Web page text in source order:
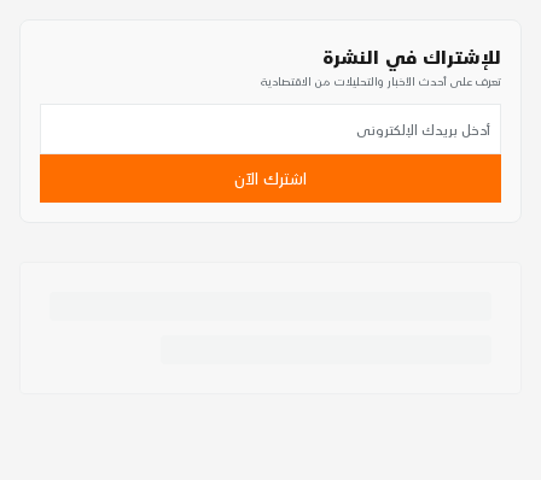
للإشتراك في النشرة
تعرف على أحدث الأخبار والتحليلات من الاقتصادية
اشترك الآن